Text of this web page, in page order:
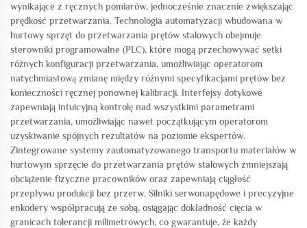
wynikające z ręcznych pomiarów, jednocześnie znacznie zwiększając
prędkość przetwarzania. Technologia automatyzacji wbudowana w
hurtowy sprzęt do przetwarzania prętów stalowych obejmuje
sterowniki programowalne (PLC), które mogą przechowywać setki
różnych konfiguracji przetwarzania, umożliwiając operatorom
natychmiastową zmianę między różnymi specyfikacjami prętów bez
konieczności ręcznej ponownej kalibracji. Interfejsy dotykowe
zapewniają intuicyjną kontrolę nad wszystkimi parametrami
przetwarzania, umożliwiając nawet początkującym operatorom
uzyskiwanie spójnych rezultatów na poziomie ekspertów.
Zintegrowane systemy zautomatyzowanego transportu materiałów w
hurtowym sprzęcie do przetwarzania prętów stalowych zmniejszają
obciążenie fizyczne pracowników oraz zapewniają ciągłość
przepływu produkcji bez przerw. Silniki serwonapędowe i precyzyjne
enkodery współpracują ze sobą, osiągając dokładność cięcia w
granicach tolerancji milimetrowych, co gwarantuje, że każdy